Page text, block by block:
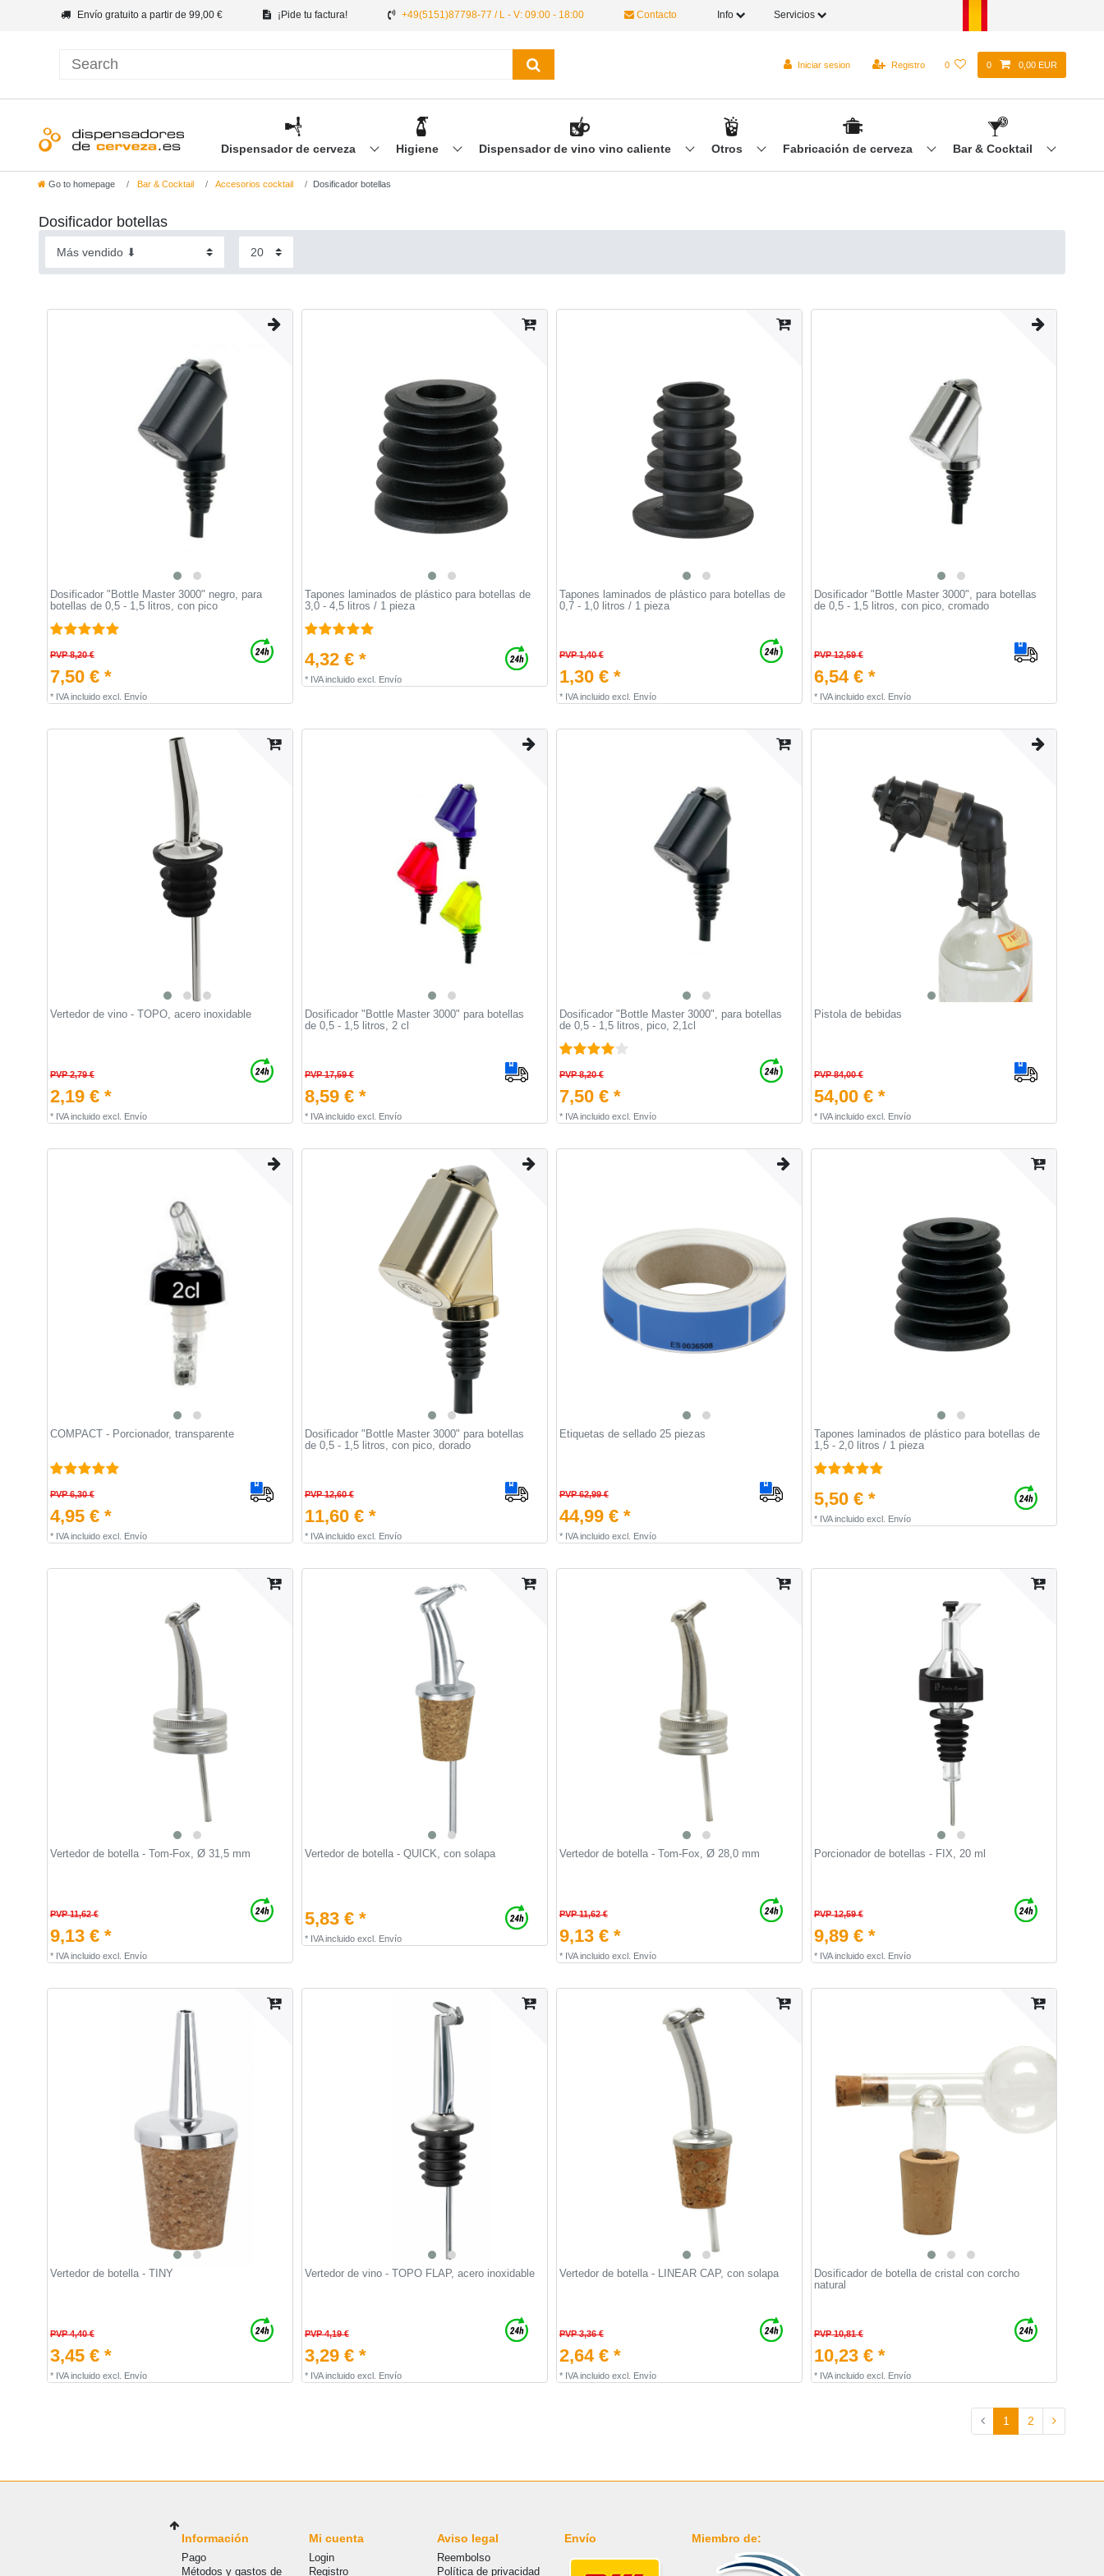
Envío gratuito a partir de 99,00 € ¡Pide tu factura! +49(5151)87798-77 / L - V: 09:00 - 18:00 Contacto Info Servicios
Iniciar sesion Registro 0 0 0,00 EUR
Dispensador de cerveza Higiene Dispensador de vino vino caliente Otros Fabricación de cerveza Bar & Cocktail
Go to homepage Bar & Cocktail Accesorios cocktail Dosificador botellas
Dosificador botellas
Dosificador "Bottle Master 3000" negro, para
botellas de 0,5 - 1,5 litros, con pico
PVP 8,20 €
7,50 € *
* IVA incluidoexcl. Envío
Tapones laminados de plástico para botellas de
3,0 - 4,5 litros / 1 pieza
4,32 € *
* IVA incluidoexcl. Envío
Tapones laminados de plástico para botellas de
0,7 - 1,0 litros / 1 pieza
PVP 1,40 €
1,30 € *
* IVA incluidoexcl. Envío
Dosificador "Bottle Master 3000", para botellas
de 0,5 - 1,5 litros, con pico, cromado
PVP 12,59 €
6,54 € *
* IVA incluidoexcl. Envío
Vertedor de vino - TOPO, acero inoxidable
PVP 2,79 €
2,19 € *
* IVA incluidoexcl. Envío
Dosificador "Bottle Master 3000" para botellas
de 0,5 - 1,5 litros, 2 cl
PVP 17,59 €
8,59 € *
* IVA incluidoexcl. Envío
Dosificador "Bottle Master 3000", para botellas
de 0,5 - 1,5 litros, pico, 2,1cl
PVP 8,20 €
7,50 € *
* IVA incluidoexcl. Envío
Pistola de bebidas
PVP 84,00 €
54,00 € *
* IVA incluidoexcl. Envío
COMPACT - Porcionador, transparente
PVP 6,30 €
4,95 € *
* IVA incluidoexcl. Envío
Dosificador "Bottle Master 3000" para botellas
de 0,5 - 1,5 litros, con pico, dorado
PVP 12,60 €
11,60 € *
* IVA incluidoexcl. Envío
Etiquetas de sellado 25 piezas
PVP 62,99 €
44,99 € *
* IVA incluidoexcl. Envío
Tapones laminados de plástico para botellas de
1,5 - 2,0 litros / 1 pieza
5,50 € *
* IVA incluidoexcl. Envío
Vertedor de botella - Tom-Fox, Ø 31,5 mm
PVP 11,62 €
9,13 € *
* IVA incluidoexcl. Envío
Vertedor de botella - QUICK, con solapa
5,83 € *
* IVA incluidoexcl. Envío
Vertedor de botella - Tom-Fox, Ø 28,0 mm
PVP 11,62 €
9,13 € *
* IVA incluidoexcl. Envío
Porcionador de botellas - FIX, 20 ml
PVP 12,59 €
9,89 € *
* IVA incluidoexcl. Envío
Vertedor de botella - TINY
PVP 4,40 €
3,45 € *
* IVA incluidoexcl. Envío
Vertedor de vino - TOPO FLAP, acero inoxidable
PVP 4,19 €
3,29 € *
* IVA incluidoexcl. Envío
Vertedor de botella - LINEAR CAP, con solapa
PVP 3,36 €
2,64 € *
* IVA incluidoexcl. Envío
Dosificador de botella de cristal con corcho
natural
PVP 10,81 €
10,23 € *
* IVA incluidoexcl. Envío
1 2
Información
Pago
Métodos y gastos de
Mi cuenta
Login
Registro
Aviso legal
Reembolso
Política de privacidad
Envío Miembro de: